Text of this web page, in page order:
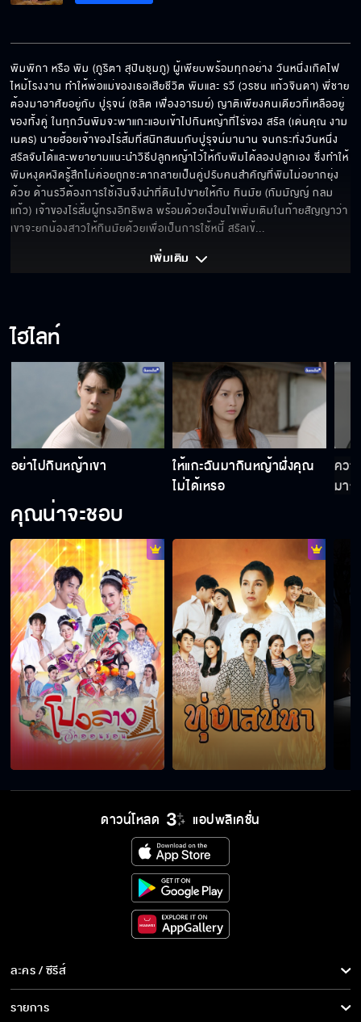
พิมพิกา หรือ พิม (ภูริตา สุปินชุมภู) ผู้เพียบพร้อมทุกอย่าง วันหนึ่งเกิดไฟ
ไหม้โรงงาน ทำให้พ่อแม่ของเธอเสียชีวิต พิมและ รวี (วรชน แก้วจินดา) พี่ชาย
ต้องมาอาศัยอยู่กับ ปู่รุจน์ (ชลิต เฟื่องอารมย์) ญาติเพียงคนเดียวที่เหลืออยู่
ของทั้งคู่ ในทุกวันพิมจะพาแกะแอบเข้าไปกินหญ้าที่ไร่ของ สรัล (เด่นคุณ งาม
เนตร) นายฮ้อยเจ้าของไร่ส้มที่สนิทสนมกับปู่รุจน์มานาน จนกระทั่งวันหนึ่ง
สรัลจับได้และพยายามแนะนำวิธีปลูกหญ้าไว้ให้กับพิมได้ลองปลูกเอง ซึ่งทำให้
พิมหงุดหงิดรู้สึกไม่ค่อยถูกชะตากลายเป็นคู่ปรับคนสำคัญที่พิมไม่อยากยุ่ง
ด้วย ด้านรวีต้องการใช้เงินจึงนำที่ดินไปขายให้กับ ทินมัย (กัมมัญญ์ กลม
แก้ว) เจ้าของไร่ส้มผู้ทรงอิทธิพล พร้อมด้วยเงื่อนไขเพิ่มเติมในท้ายสัญญาว่า
เขาจะยกน้องสาวให้ทินมัยด้วยเพื่อเป็นการใช้หนี้ สรัลเข้...
เพิ่มเติม
ไฮไลท์
อย่าไปกินหญ้าเขา
ให้แกะฉันมากินหญ้าฝั่งคุณ
ไม่ได้เหรอ
ควา
มาก
คุณน่าจะชอบ
ดาวน์โหลด แอปพลิเคชั่น
ละคร / ซีรีส์
ละคร/ซีรีส์
รายการ